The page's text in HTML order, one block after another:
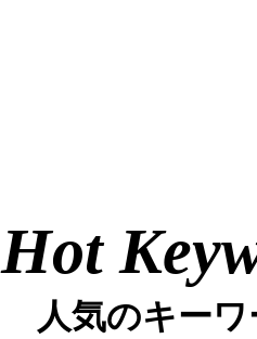
Hot
人気のキー